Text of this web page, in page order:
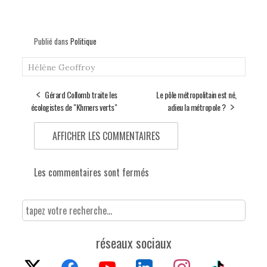
Publié dans Politique
Hélène Geoffroy
Gérard Collomb traite les
écologistes de "Khmers verts"
Le pôle métropolitain est né,
adieu la métropole ?
AFFICHER LES COMMENTAIRES
Les commentaires sont fermés
réseaux sociaux